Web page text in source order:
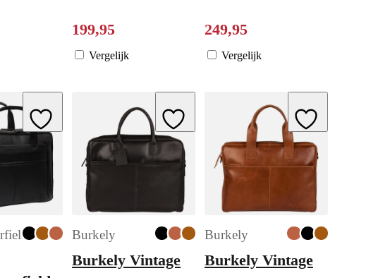
cognac
199,95
Vergelijk
brown
249,95
Vergelijk
Add to Wishlist Add to Wishlist
Burkely
Burkely Vintage
Add to Wishlist
Burkely
Burkely Vintage